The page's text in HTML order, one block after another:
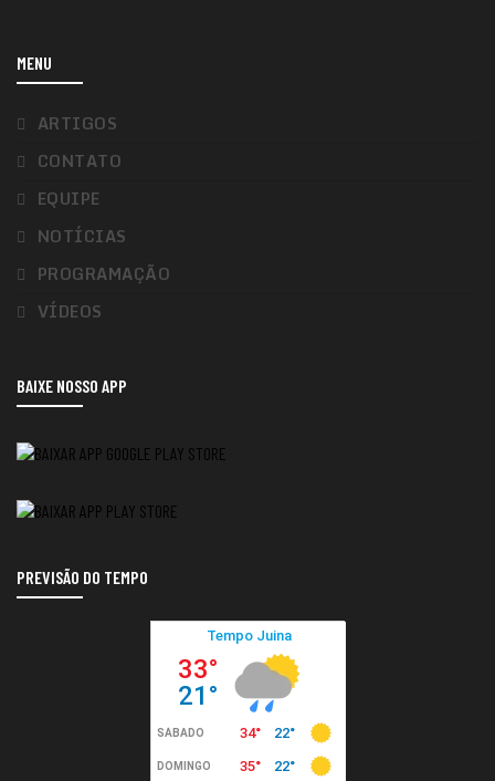
MENU
ARTIGOS
CONTATO
EQUIPE
NOTÍCIAS
PROGRAMAÇÃO
VÍDEOS
BAIXE NOSSO APP
PREVISÃO DO TEMPO